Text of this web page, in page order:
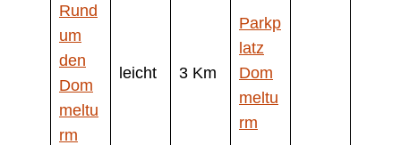
Rund
um
den
Dom
meltu
rm
leicht 3 Km
Parkp
latz
Dom
meltu
rm